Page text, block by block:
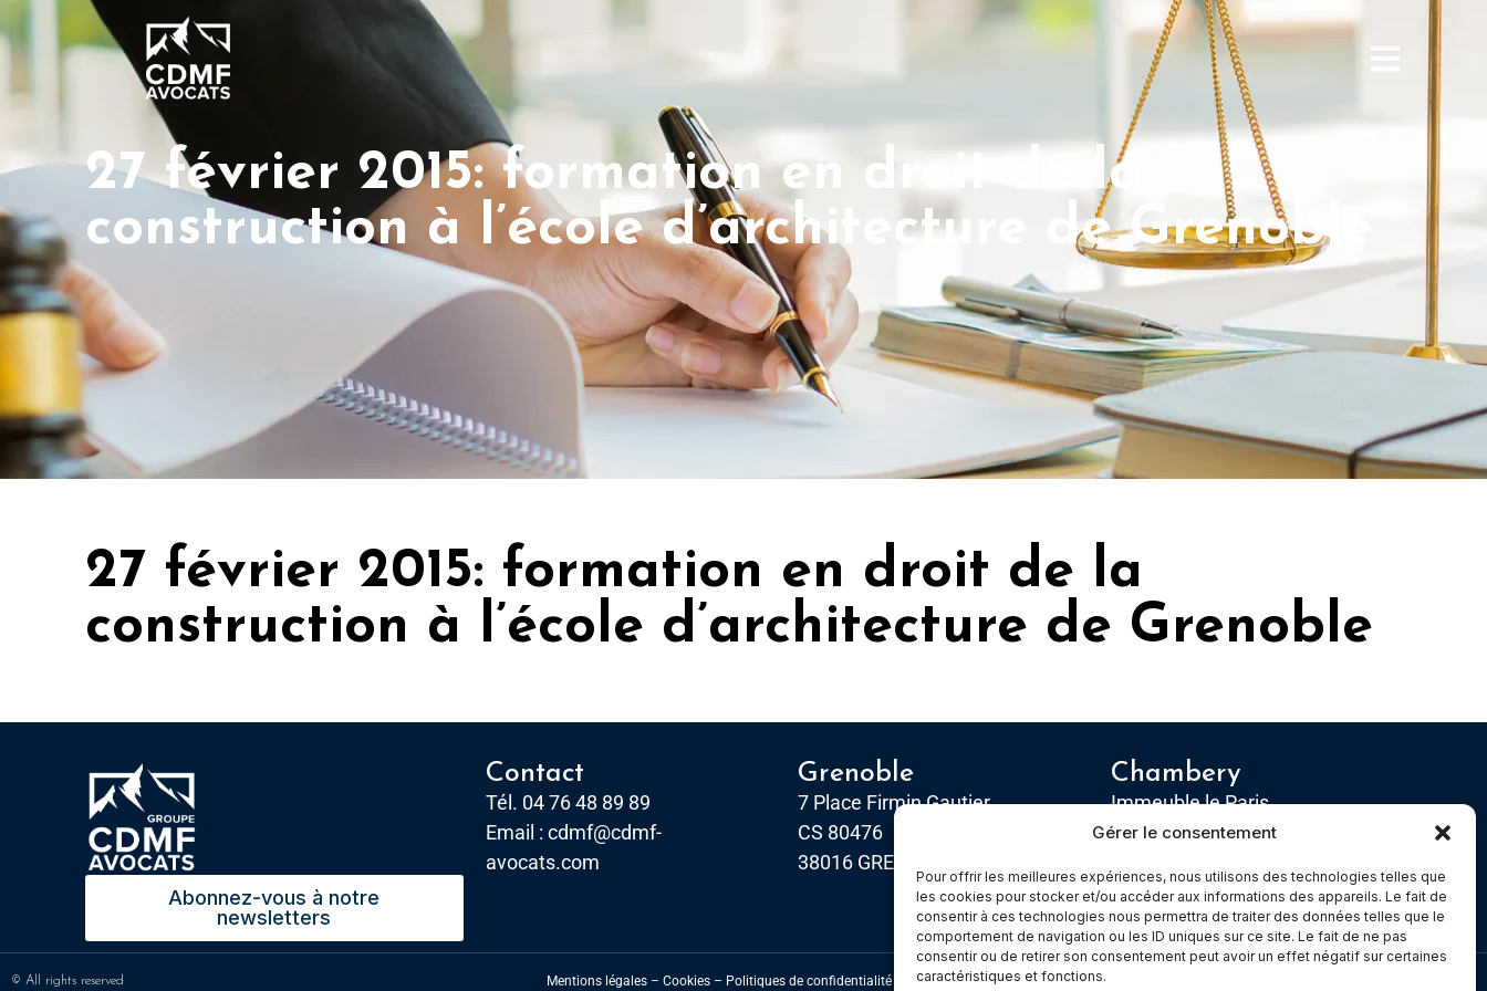
Gérer le consentement
Pour offrir les meilleures expériences, nous utilisons des technologies telles que
les cookies pour stocker et/ou accéder aux informations des appareils. Le fait de
consentir à ces technologies nous permettra de traiter des données telles que le
comportement de navigation ou les ID uniques sur ce site. Le fait de ne pas
consentir ou de retirer son consentement peut avoir un effet négatif sur certaines
caractéristiques et fonctions.
27 février 2015: formation en droit de la
construction à l’école d’architecture de Grenoble
27 février 2015: formation en droit de la
construction à l’école d’architecture de Grenoble
Abonnez-vous à notre
newsletters
Contact
Tél. 04 76 48 89 89
Email : cdmf@cdmf-
avocats.com
Grenoble
7 Place Firmin Gautier
CS 80476
38016 GRENOBLE, Cedex 1
Chambery
Immeuble le Paris
5 rue Claude Martin
© All rights reserved Mentions légales– Cookies – Politiques de confidentialité